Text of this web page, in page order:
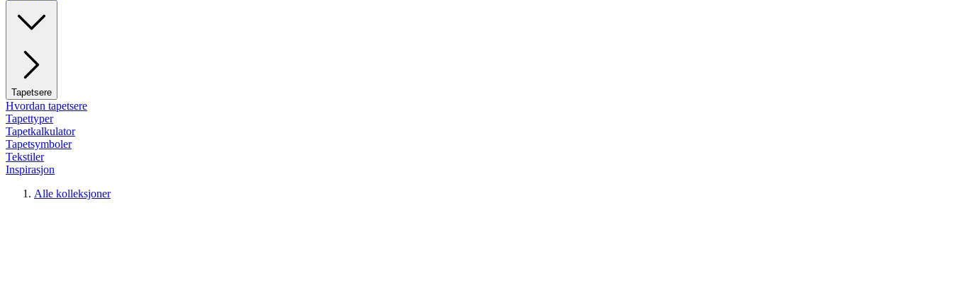
Tapetsere
Hvordan tapetsere
Tapettyper
Tapetkalkulator
Tapetsymboler
Tekstiler
Inspirasjon
Alle kolleksjoner